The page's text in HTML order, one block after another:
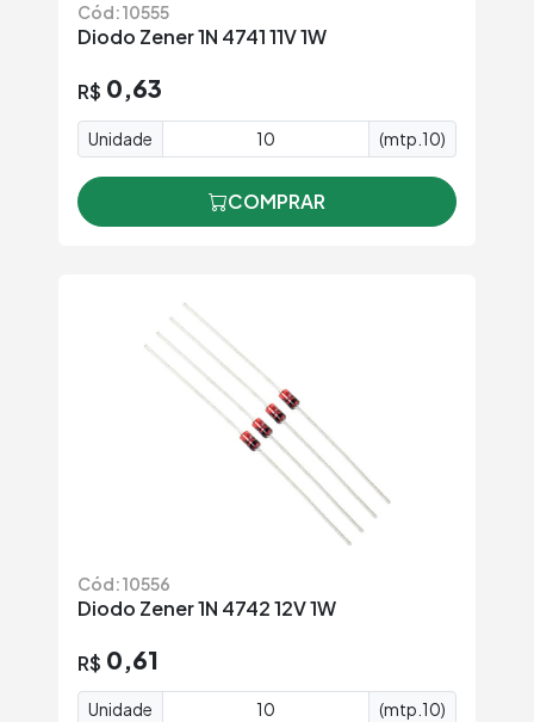
Cód: 10555
Diodo Zener 1N 4741 11V 1W
R$ 0,63
Unidade (mtp.10)
COMPRAR
Cód: 10556
Diodo Zener 1N 4742 12V 1W
R$ 0,61
Unidade (mtp.10)